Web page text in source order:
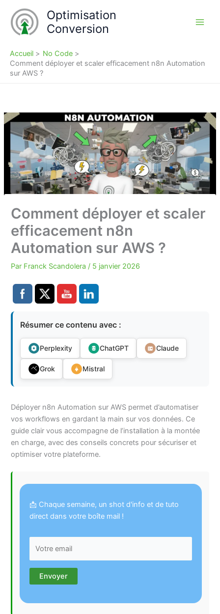
contenu
Optimisation
Conversion
Accueil
No Code
Comment déployer et scaler efficacement n8n Automation
sur AWS ?
Comment déployer et scaler
efficacement n8n
Automation sur AWS ?
Par Franck Scandolera / 5 janvier 2026
Résumer ce contenu avec :
Perplexity ChatGPT Claude
Grok Mistral
Déployer n8n Automation sur AWS permet d’automatiser
vos workflows en gardant la main sur vos données. Ce
guide clair vous accompagne de l’installation à la montée
en charge, avec des conseils concrets pour sécuriser et
optimiser votre plateforme.
📩 Chaque semaine, un shot d'info et de tuto
direct dans votre boîte mail !